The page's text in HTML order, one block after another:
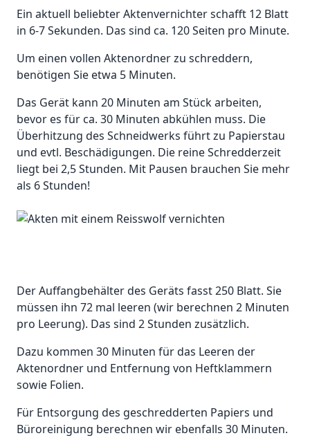
Ein aktuell beliebter Aktenvernichter schafft 12 Blatt
in 6-7 Sekunden. Das sind ca. 120 Seiten pro Minute.
Um einen vollen Aktenordner zu schreddern,
benötigen Sie etwa 5 Minuten.
Das Gerät kann 20 Minuten am Stück arbeiten,
bevor es für ca. 30 Minuten abkühlen muss. Die
Überhitzung des Schneidwerks führt zu Papierstau
und evtl. Beschädigungen. Die reine Schredderzeit
liegt bei 2,5 Stunden. Mit Pausen brauchen Sie mehr
als 6 Stunden!
Der Auffangbehälter des Geräts fasst 250 Blatt. Sie
müssen ihn 72 mal leeren (wir berechnen 2 Minuten
pro Leerung). Das sind 2 Stunden zusätzlich.
Dazu kommen 30 Minuten für das Leeren der
Aktenordner und Entfernung von Heftklammern
sowie Folien.
Für Entsorgung des geschredderten Papiers und
Büroreinigung berechnen wir ebenfalls 30 Minuten.